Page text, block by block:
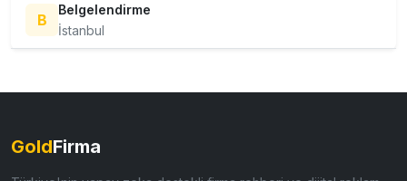
B
Belgelendirme
İstanbul
GoldFirma